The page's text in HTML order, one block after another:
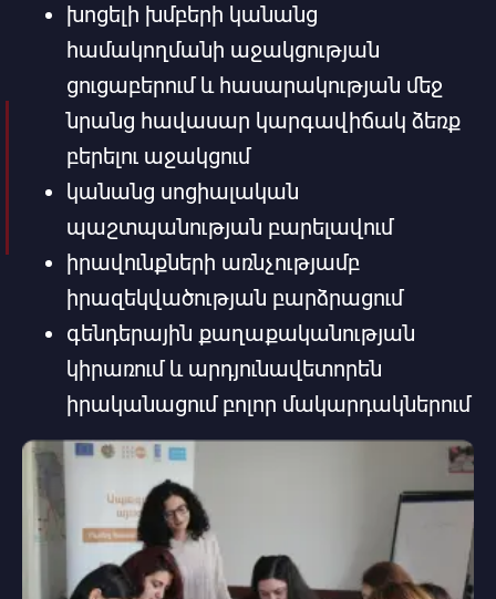
խոցելի խմբերի կանանց
համակողմանի աջակցության
ցուցաբերում և հասարակության մեջ
նրանց հավասար կարգավիճակ ձեռք
բերելու աջակցում
կանանց սոցիալական
պաշտպանության բարելավում
իրավունքների առնչությամբ
իրազեկվածության բարձրացում
գենդերային քաղաքականության
կիրառում և արդյունավետորեն
իրականացում բոլոր մակարդակներում